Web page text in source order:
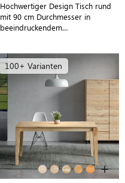
Hochwertiger Design Tisch rund
mit 90 cm Durchmesser in
beeindruckendem
100+ Varianten
+